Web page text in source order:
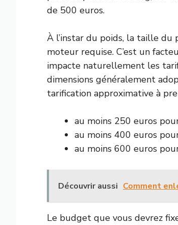
de 500 euros.
À l’instar du poids, la taille du
moteur requise. C’est un
impacte naturellement les
dimensions généralement
tarification approximative à
au moins 250 euros
au moins 400 euros
au moins 600 euros
Découvrir aussi Comment
Le budget que vous devrez